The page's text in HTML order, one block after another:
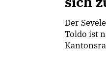
Der
Toldo ist